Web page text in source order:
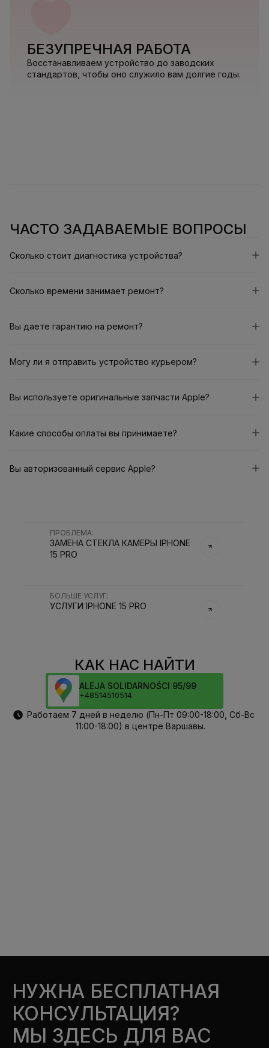
БЕЗУПРЕЧНАЯ РАБОТА
Восстанавливаем устройство до заводских
стандартов, чтобы оно служило вам долгие годы.
ЧАСТО ЗАДАВАЕМЫЕ ВОПРОСЫ
Сколько стоит диагностика устройства?
Сколько времени занимает ремонт?
Вы даете гарантию на ремонт?
Могу ли я отправить устройство курьером?
Вы используете оригинальные запчасти Apple?
Какие способы оплаты вы принимаете?
Вы авторизованный сервис Apple?
ПРОБЛЕМА:
ЗАМЕНА СТЕКЛА КАМЕРЫ IPHONE
15 PRO
БОЛЬШЕ УСЛУГ:
УСЛУГИ IPHONE 15 PRO
КАК НАС НАЙТИ
ALEJA SOLIDARNOŚCI 95/99
+48514510514
Работаем 7 дней в неделю (Пн-Пт 09:00-18:00, Сб-Вс
11:00-18:00) в центре Варшавы.
НУЖНА БЕСПЛАТНАЯ
КОНСУЛЬТАЦИЯ?
МЫ ЗДЕСЬ ДЛЯ ВАС